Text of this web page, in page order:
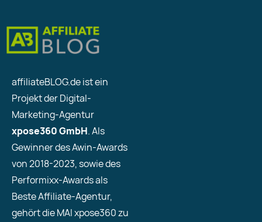
affiliateBLOG.de ist ein
Projekt der Digital-
Marketing-Agentur
xpose360 GmbH. Als
Gewinner des Awin-Awards
von 2018-2023, sowie des
Performixx-Awards als
Beste Affiliate-Agentur,
gehört die MAI xpose360 zu